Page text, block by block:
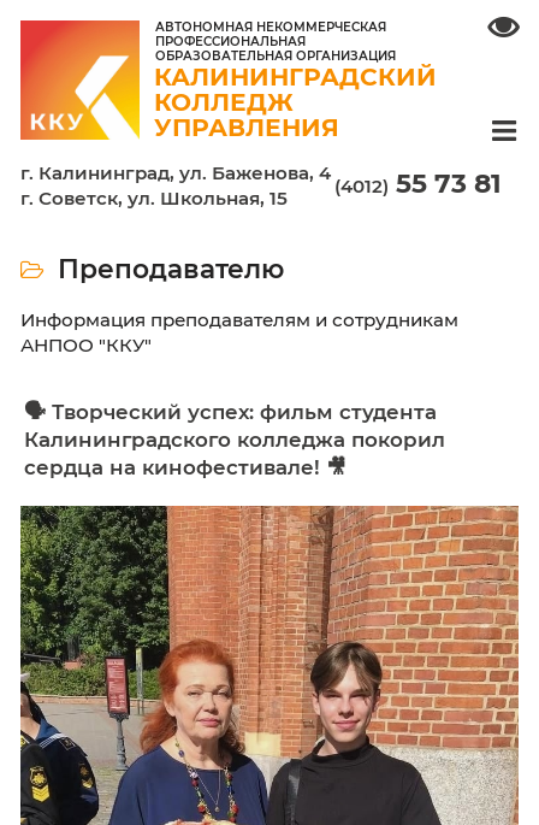
АВТОНОМНАЯ НЕКОММЕРЧЕСКАЯ
ПРОФЕССИОНАЛЬНАЯ
ОБРАЗОВАТЕЛЬНАЯ ОРГАНИЗАЦИЯ
КАЛИНИНГРАДСКИЙ
КОЛЛЕДЖ
г. Калининград, ул. Баженова, 4
Преподавателю
АНПОО "ККУ"
Калининградского колледжа покорил
сердца на кинофестивале! 🎥